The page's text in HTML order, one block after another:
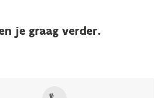
je graag verder.